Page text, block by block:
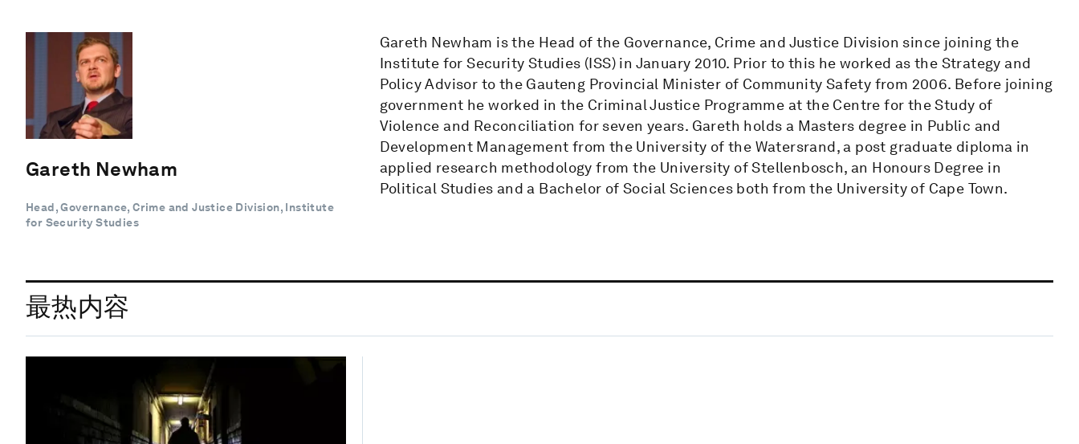
Gareth Newham
Head, Governance, Crime and Justice Division, Institute
for Security Studies
Gareth Newham is the Head of the Governance, Crime and Justice Division since joining the
Institute for Security Studies (ISS) in January 2010. Prior to this he worked as the Strategy and
Policy Advisor to the Gauteng Provincial Minister of Community Safety from 2006. Before joining
government he worked in the Criminal Justice Programme at the Centre for the Study of
Violence and Reconciliation for seven years. Gareth holds a Masters degree in Public and
Development Management from the University of the Watersrand, a post graduate diploma in
applied research methodology from the University of Stellenbosch, an Honours Degree in
Political Studies and a Bachelor of Social Sciences both from the University of Cape Town.
最热内容